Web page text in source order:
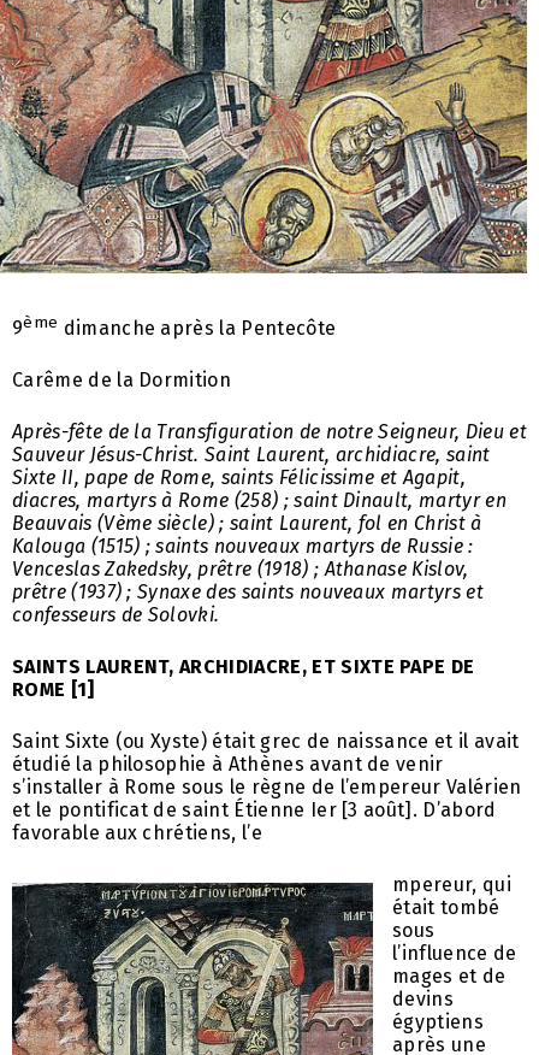
9ème dimanche après la Pentecôte
Carême de la Dormition
Après-fête de la Transfiguration de notre Seigneur, Dieu et
Sauveur Jésus-Christ. Saint Laurent, archidiacre, saint
Sixte II, pape de Rome, saints Félicissime et Agapit,
diacres, martyrs à Rome (258) ; saint Dinault, martyr en
Beauvais (Vème siècle) ; saint Laurent, fol en Christ à
Kalouga (1515) ; saints nouveaux martyrs de Russie :
Venceslas Zakedsky, prêtre (1918) ; Athanase Kislov,
prêtre (1937) ; Synaxe des saints nouveaux martyrs et
confesseurs de Solovki.
SAINTS LAURENT, ARCHIDIACRE, ET SIXTE PAPE DE
ROME [1]
Saint Sixte (ou Xyste) était grec de naissance et il avait
étudié la philosophie à Athènes avant de venir
s’installer à Rome sous le règne de l’empereur Valérien
et le pontificat de saint Étienne Ier [3 août]. D’abord
favorable aux chrétiens, l’e
mpereur, qui
était tombé
sous
l’influence de
mages et de
devins
égyptiens
après une